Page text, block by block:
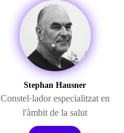
Stephan Hausner
Constel·lador especialitzat en
l'àmbit de la salut